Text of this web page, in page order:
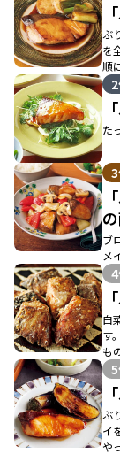
ぶ
を
順
た
ブ
メ
白
す
も
ぶ
イ
や